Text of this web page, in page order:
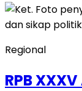
Regional
RPB